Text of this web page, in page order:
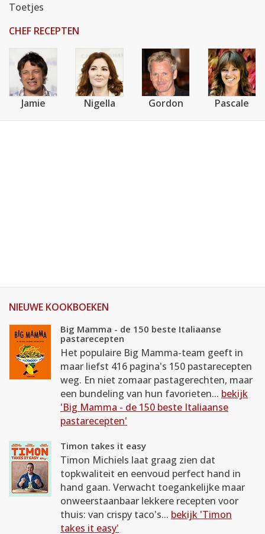
Toetjes
CHEF RECEPTEN
Jamie Nigella Gordon Pascale
NIEUWE KOOKBOEKEN
Big Mamma - de 150 beste Italiaanse
pastarecepten
Het populaire Big Mamma-team geeft in
maar liefst 416 pagina's 150 pastarecepten
weg. En niet zomaar pastagerechten, maar
een bundeling van hun favorieten... bekijk
'Big Mamma - de 150 beste Italiaanse
pastarecepten'
Timon takes it easy
Timon Michiels laat graag zien dat
topkwaliteit en eenvoud perfect hand in
hand gaan. Verwacht toegankelijke maar
onweerstaanbaar lekkere recepten voor
thuis: van crispy taco's... bekijk 'Timon
takes it easy'